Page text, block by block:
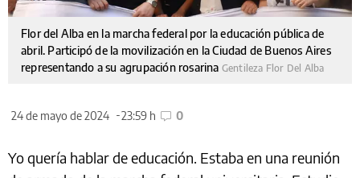
Flor del Alba en la marcha federal por la educación pública de
abril. Participó de la movilización en la Ciudad de Buenos Aires
representando a su agrupación rosarina Gentileza Flor Del Alba
24 de mayo de 2024 23:59 h 0
Yo quería hablar de educación. Estaba en una reunión